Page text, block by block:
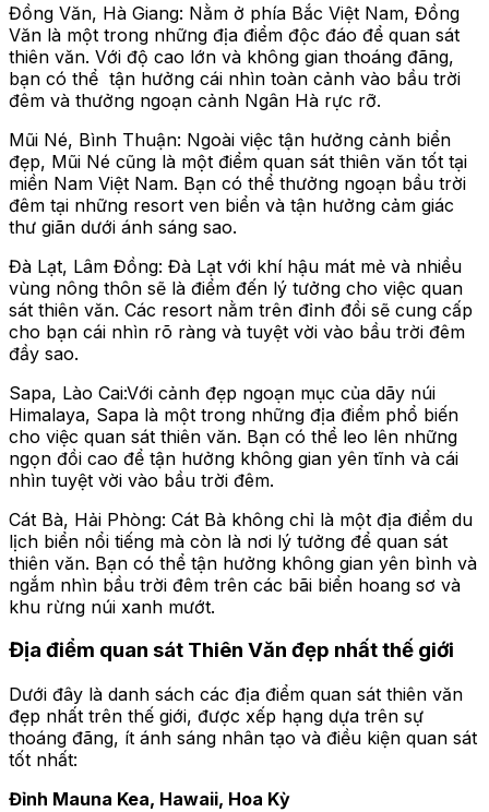
Đồng Văn, Hà Giang: Nằm ở phía Bắc Việt Nam, Đồng
Văn là một trong những địa điểm độc đáo để quan sát
thiên văn. Với độ cao lớn và không gian thoáng đãng,
bạn có thể tận hưởng cái nhìn toàn cảnh vào bầu trời
đêm và thưởng ngoạn cảnh Ngân Hà rực rỡ.
Mũi Né, Bình Thuận: Ngoài việc tận hưởng cảnh biển
đẹp, Mũi Né cũng là một điểm quan sát thiên văn tốt tại
miền Nam Việt Nam. Bạn có thể thưởng ngoạn bầu trời
đêm tại những resort ven biển và tận hưởng cảm giác
thư giãn dưới ánh sáng sao.
Đà Lạt, Lâm Đồng: Đà Lạt với khí hậu mát mẻ và nhiều
vùng nông thôn sẽ là điểm đến lý tưởng cho việc quan
sát thiên văn. Các resort nằm trên đỉnh đồi sẽ cung cấp
cho bạn cái nhìn rõ ràng và tuyệt vời vào bầu trời đêm
đầy sao.
Sapa, Lào Cai:Với cảnh đẹp ngoạn mục của dãy núi
Himalaya, Sapa là một trong những địa điểm phổ biến
cho việc quan sát thiên văn. Bạn có thể leo lên những
ngọn đồi cao để tận hưởng không gian yên tĩnh và cái
nhìn tuyệt vời vào bầu trời đêm.
Cát Bà, Hải Phòng: Cát Bà không chỉ là một địa điểm du
lịch biển nổi tiếng mà còn là nơi lý tưởng để quan sát
thiên văn. Bạn có thể tận hưởng không gian yên bình và
ngắm nhìn bầu trời đêm trên các bãi biển hoang sơ và
khu rừng núi xanh mướt.
Địa điểm quan sát Thiên Văn đẹp nhất thế giới
Dưới đây là danh sách các địa điểm quan sát thiên văn
đẹp nhất trên thế giới, được xếp hạng dựa trên sự
thoáng đãng, ít ánh sáng nhân tạo và điều kiện quan sát
tốt nhất:
Đỉnh Mauna Kea, Hawaii, Hoa Kỳ